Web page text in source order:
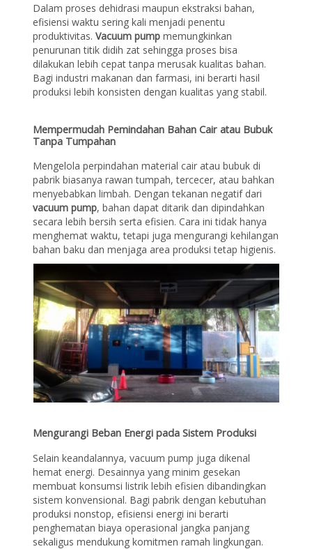
Dalam proses dehidrasi maupun ekstraksi bahan,
efisiensi waktu sering kali menjadi penentu
produktivitas.Vacuum pump memungkinkan
penurunan titik didih zat sehingga proses bisa
dilakukan lebih cepat tanpa merusak kualitas bahan.
Bagi industri makanan dan farmasi, ini berarti hasil
produksi lebih konsisten dengan kualitas yang stabil.
Mempermudah Pemindahan Bahan Cair atau Bubuk
Tanpa Tumpahan
Mengelola perpindahan material cair atau bubuk di
pabrik biasanya rawan tumpah, tercecer, atau bahkan
menyebabkan limbah. Dengan tekanan negatif dari
vacuum pump, bahan dapat ditarik dan dipindahkan
secara lebih bersih serta efisien. Cara ini tidak hanya
menghemat waktu, tetapi juga mengurangi kehilangan
bahan baku dan menjaga area produksi tetap higienis.
Mengurangi Beban Energi pada Sistem Produksi
Selain keandalannya, vacuum pump juga dikenal
hemat energi. Desainnya yang minim gesekan
membuat konsumsi listrik lebih efisien dibandingkan
sistem konvensional. Bagi pabrik dengan kebutuhan
produksi nonstop, efisiensi energi ini berarti
penghematan biaya operasional jangka panjang
sekaligus mendukung komitmen ramah lingkungan.